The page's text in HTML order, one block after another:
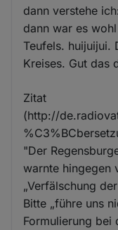
dann verstehe
dann war es
Teufels. huijuijui.
Kreises. Gut das
Zitat
(http://
"Der
warnte hingegen
„Verfälschung
Bitte „führe uns
Formulierung bei